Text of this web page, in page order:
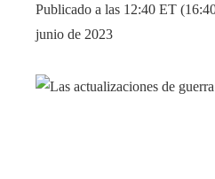
Publicado a las 12:40 ET
junio de 2023